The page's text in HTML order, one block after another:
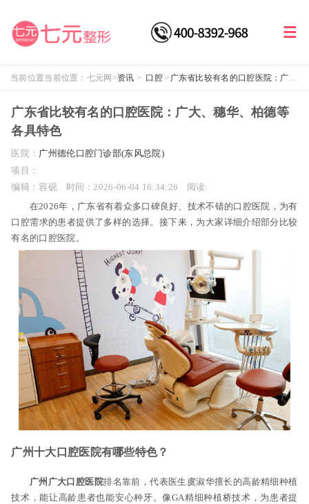
当前位置当前位置： 七元网 >资讯 > 口腔 > 广东省比较有名的口腔医院：广
广东省比较有名的口腔医院：广大、穗华、柏德等
各具特色
医院： 广州德伦口腔门诊部(东风总院)
项目：
编辑：容砚
时间：2026-06-04 16:34:26
阅读:
在2026年，广东省有着众多口碑良好、技术不错的口腔医院，为有
口腔需求的患者提供了多样的选择。接下来，为大家详细介绍部分比较
有名的口腔医院。
广州十大口腔医院有哪些特色？
广州广大口腔医院排名靠前，代表医生虞淑华擅长的高龄精细种植
技术，能让高龄患者也能安心种牙。像GA精细种植桥技术，为患者提